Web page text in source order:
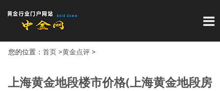
导
您的位置： 首页>黄金点评>
上海黄金地段楼市价格(上海黄金地段房